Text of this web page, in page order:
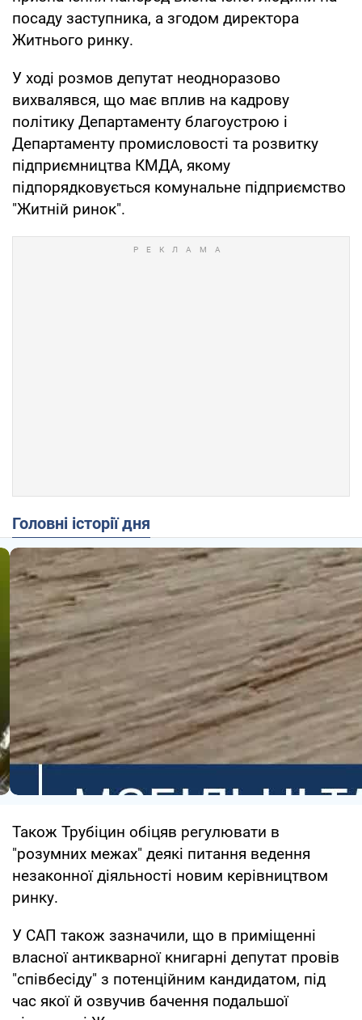
посаду заступника, а згодом директора
Житнього ринку.
У ході розмов депутат неодноразово
вихвалявся, що має вплив на кадрову
політику Департаменту благоустрою і
Департаменту промисловості та розвитку
підприємництва КМДА, якому
підпорядковується комунальне підприємство
"Житній ринок".
Головні історії дня
Також Трубіцин обіцяв регулювати в
"розумних межах" деякі питання ведення
незаконної діяльності новим керівництвом
ринку.
У САП також зазначили, що в приміщенні
власної антикварної книгарні депутат провів
"співбесіду" з потенційним кандидатом, під
час якої й озвучив бачення подальшої